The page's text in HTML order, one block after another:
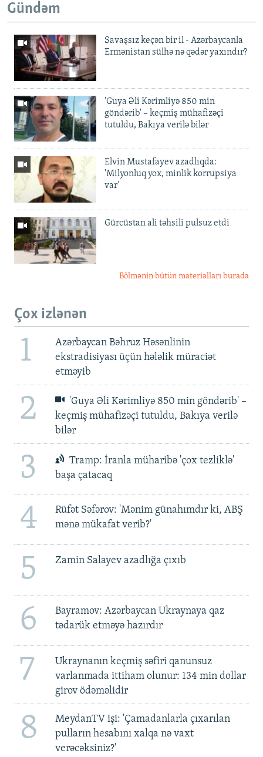
Gündəm
Savaşsız keçən bir il - Azərbaycanla
Ermənistan sülhə nə qədər yaxındır?
'Guya Əli Kərimliyə 850 min
göndərib' – keçmiş mühafizəçi
tutuldu, Bakıya verilə bilər
Elvin Mustafayev azadlıqda:
'Milyonluq yox, minlik korrupsiya
var'
Gürcüstan ali təhsili pulsuz etdi
Bölmənin bütün materialları burada
Çox izlənən
1
Azərbaycan Bəhruz Həsənlinin
ekstradisiyası üçün hələlik müraciət
etməyib
2
'Guya Əli Kərimliyə 850 min göndərib' –
keçmiş mühafizəçi tutuldu, Bakıya verilə
bilər
3
Tramp: İranla müharibə 'çox tezliklə'
başa çatacaq
4
Rüfət Səfərov: 'Mənim günahımdır ki, ABŞ
mənə mükafat verib?'
5 Zamin Salayev azadlığa çıxıb
6
Bayramov: Azərbaycan Ukraynaya qaz
tədarük etməyə hazırdır
7
Ukraynanın keçmiş səfiri qanunsuz
varlanmada ittiham olunur: 134 min dollar
girov ödəməlidir
8
MeydanTV işi: 'Çamadanlarla çıxarılan
pulların hesabını xalqa nə vaxt
verəcəksiniz?'